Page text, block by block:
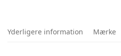
Yderligere information Mærke